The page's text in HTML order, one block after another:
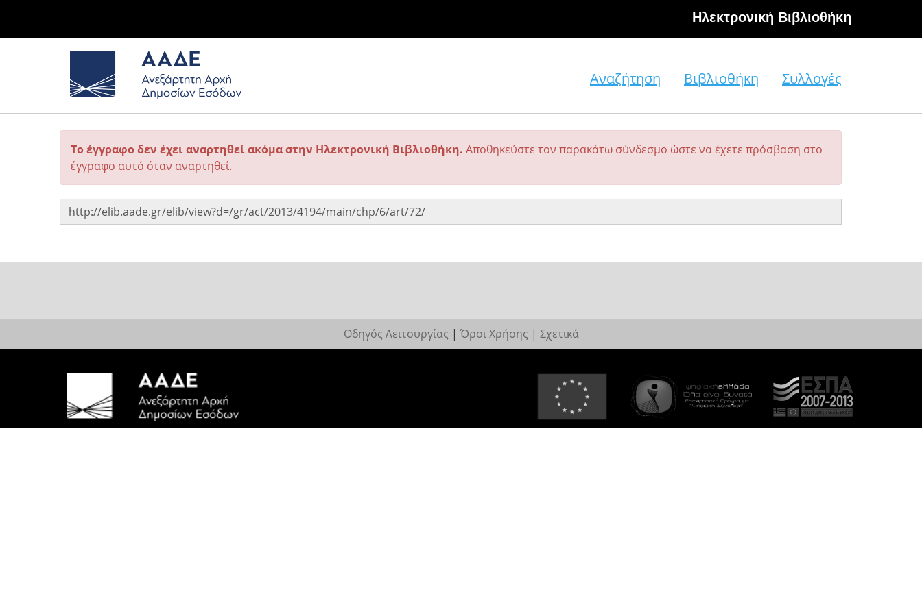
Hλεκτρονική Βιβλιοθήκη
Αναζήτηση Βιβλιοθήκη Συλλογές
Το έγγραφο δεν έχει αναρτηθεί ακόμα στην Ηλεκτρονική Βιβλιοθήκη. Αποθηκεύστε τον παρακάτω σύνδεσμο ώστε να έχετε πρόσβαση στο
έγγραφο αυτό όταν αναρτηθεί.
Οδηγός Λειτουργίας | Όροι Χρήσης | Σχετικά